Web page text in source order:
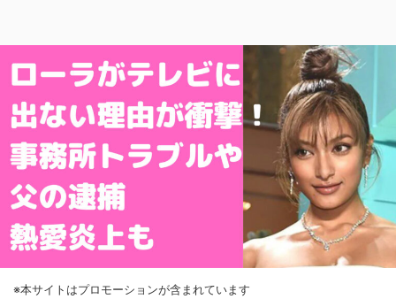
※本サイトはプロモーションが含まれています